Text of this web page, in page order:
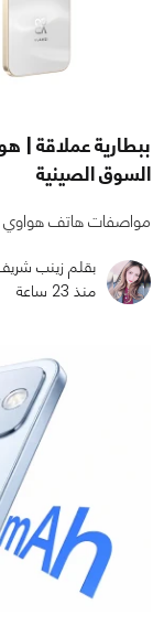
السوق الصينية
مواصفات هاتف هواوي nova 16 SE 📱
بقلم زينب
منذ 23 ساعة